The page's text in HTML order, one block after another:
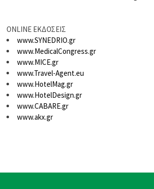
ONLINE ΕΚΔΟΣΕΙΣ
www.SYNEDRIO.gr
www.MedicalCongress.gr
www.MICE.gr
www.Travel-Agent.eu
www.HotelMag.gr
www.HotelDesign.gr
www.CABARE.gr
www.akx.gr